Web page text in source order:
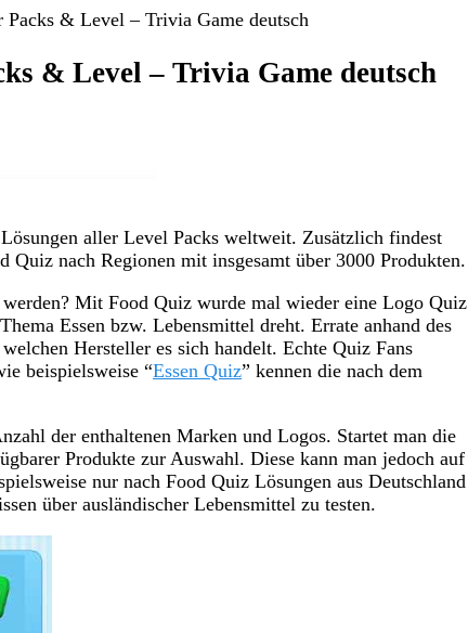
& Level – Trivia Game deutsch
& Level – Trivia Game deutsch
aller Level Packs weltweit. Zusätzlich findest
nach Regionen mit insgesamt über 3000 Produkten.
Mit Food Quiz wurde mal wieder eine Logo Quiz
Essen bzw. Lebensmittel dreht. Errate anhand des
Hersteller es sich handelt. Echte Quiz Fans
beispielsweise “Essen Quiz” kennen die nach dem
der enthaltenen Marken und Logos. Startet man die
Produkte zur Auswahl. Diese kann man jedoch auf
nur nach Food Quiz Lösungen aus Deutschland
über ausländischer Lebensmittel zu testen.